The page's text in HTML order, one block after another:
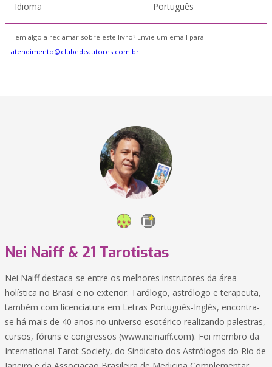
Idioma Português
Tem algo a reclamar sobre este livro? Envie um email para
atendimento@clubedeautores.com.br
Nei Naiff & 21 Tarotistas
Nei Naiff destaca-se entre os melhores instrutores da área
holística no Brasil e no exterior. Tarólogo, astrólogo e terapeuta,
também com licenciatura em Letras Português-Inglês, encontra-
se há mais de 40 anos no universo esotérico realizando palestras,
cursos, fóruns e congressos (www.neinaiff.com). Foi membro da
International Tarot Society, do Sindicato dos Astrólogos do Rio de